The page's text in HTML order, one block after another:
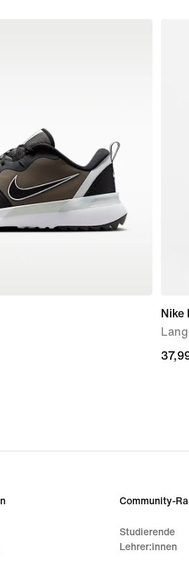
Nike
Community-
Studierende
Lehrer:innen